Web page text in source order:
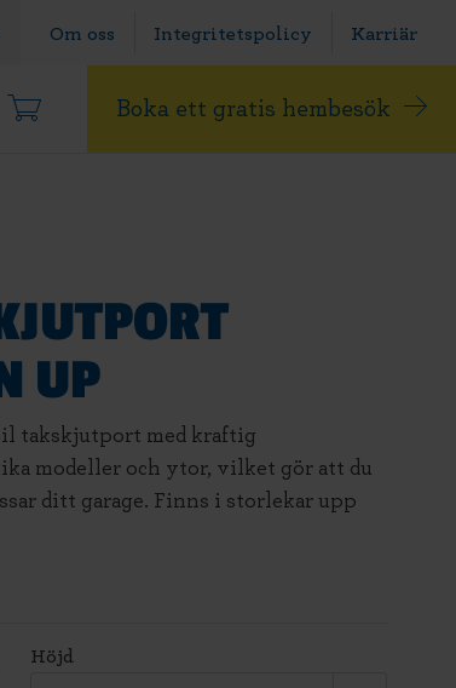
Om oss Integritetspolicy Karriär
Boka ett gratis hembesök
UP
takskjutport med kraftig
modeller och ytor, vilket gör att du
ditt garage. Finns i storlekar upp
Höjd